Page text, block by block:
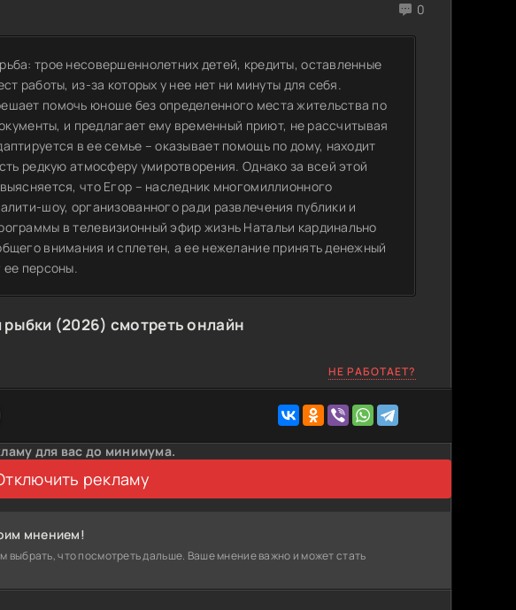
0
трое несовершеннолетних детей, кредиты, оставленные
работы, из-за которых у нее нет ни минуты для себя.
помочь юноше без определенного места жительства по
и предлагает ему временный приют, не рассчитывая
в ее семье – оказывает помощь по дому, находит
редкую атмосферу умиротворения. Однако за всей этой
что Егор – наследник многомиллионного
шоу, организованного ради развлечения публики и
в телевизионный эфир жизнь Натальи кардинально
внимания и сплетен, а ее нежелание принять денежный
ее персоны.
(2026) смотреть онлайн
НЕ РАБОТАЕТ?
для вас до минимума.
рекламу
мнением!
выбрать, что посмотреть дальше. Ваше мнение важно и может стать